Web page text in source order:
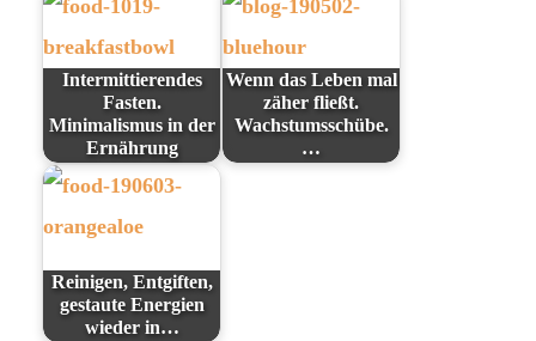
Intermittierendes
Fasten.
Minimalismus in der
Ernährung
Wenn das Leben mal
zäher fließt.
Wachstumsschübe.
…
Reinigen, Entgiften,
gestaute Energien
wieder in…